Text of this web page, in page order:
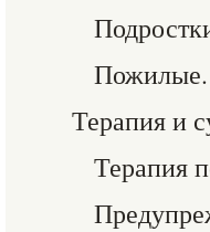
Пожилые.
Терапия и
Терапия